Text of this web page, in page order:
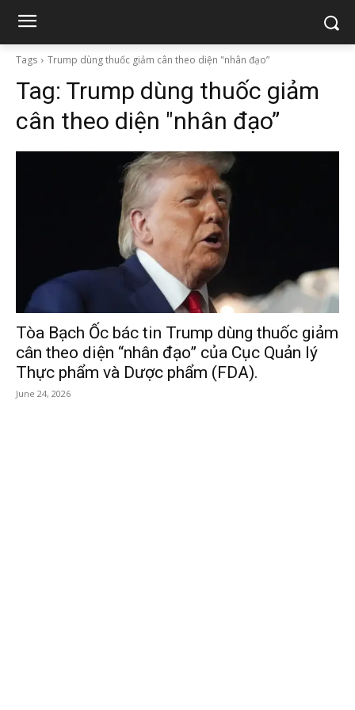
Tags Trump dùng thuốc giảm cân theo diện "nhân đạo”
Tag: Trump dùng thuốc giảm
cân theo diện "nhân đạo”
Tòa Bạch Ốc bác tin Trump dùng thuốc giảm
cân theo diện “nhân đạo” của Cục Quản lý
Thực phẩm và Dược phẩm (FDA).
June 24, 2026